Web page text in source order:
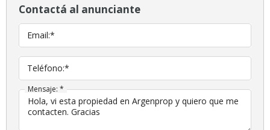
Contactá al anunciante
Email:*
Teléfono:*
Mensaje: *